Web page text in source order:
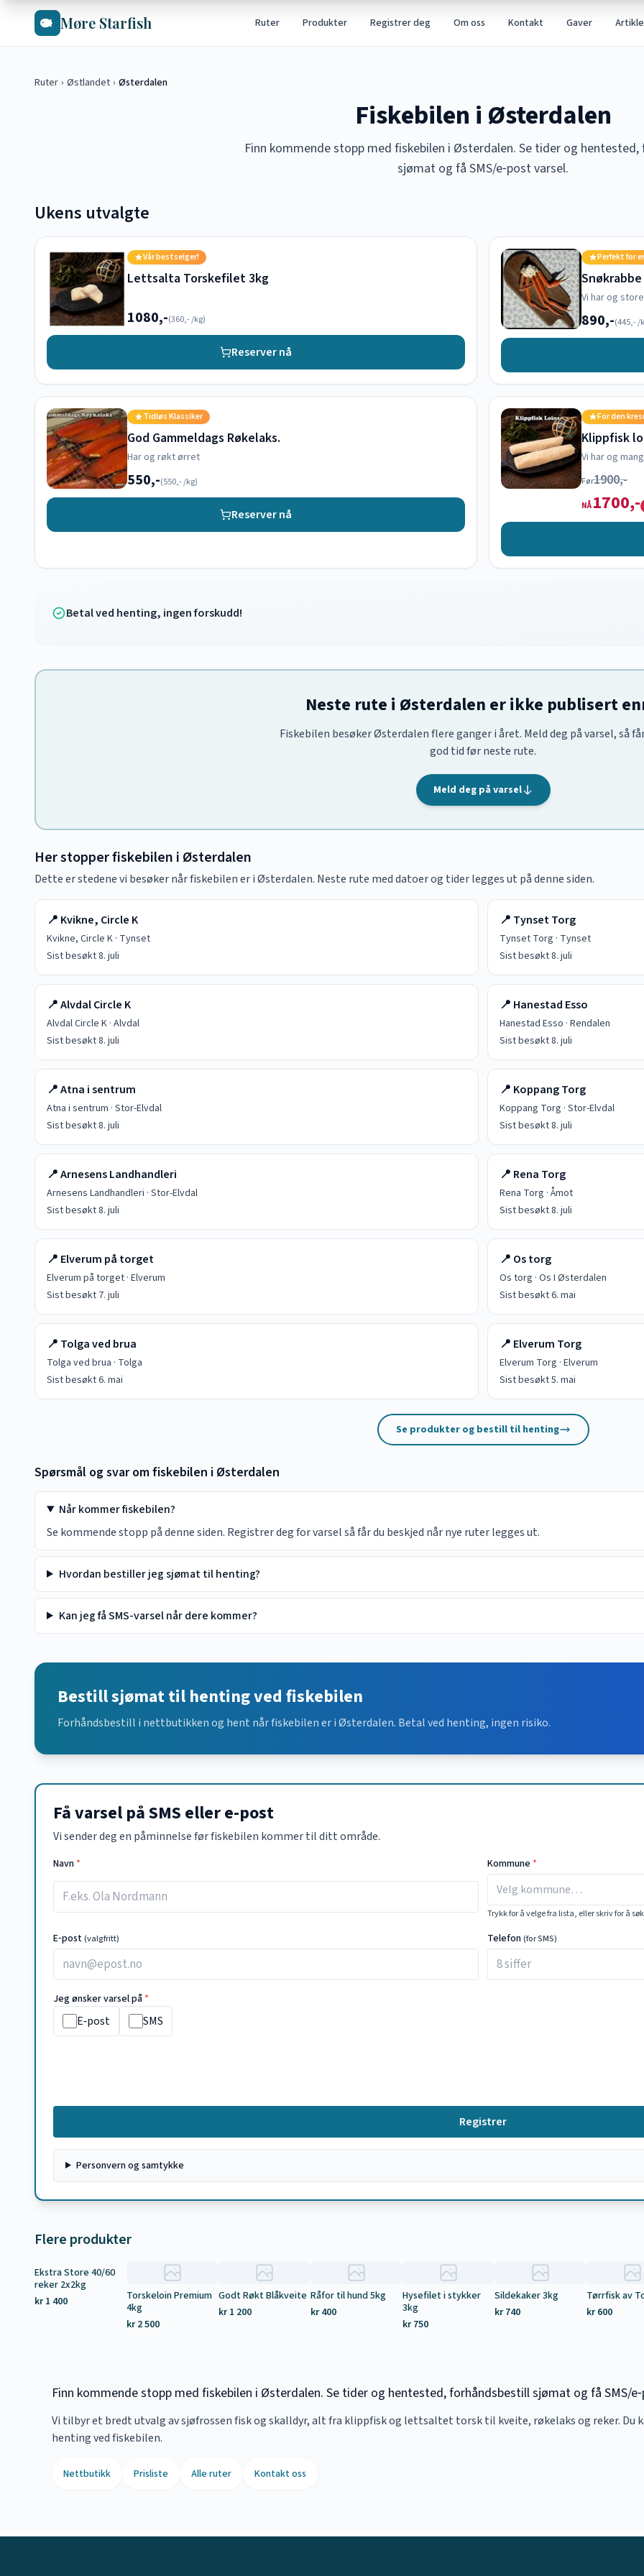
Hopp til hovedinnhold
Møre Starfish Ruter Produkter Registrer deg Om oss Kontakt Gaver
Ruter › Østlandet › Østerdalen
Fiskebilen i Østerdalen
Finn kommende stopp med fiskebilen i Østerdalen. Se tider og
sjømat og få SMS/e‑post varsel.
Ukens utvalgte
Vår bestselger!
Lettsalta Torskefilet 3kg
1080,-(360,-/kg)
Reserver nå
Perfekt for
Vi har og
890,-(445,-/
Tidløs Klassiker
God Gammeldags Røkelaks.
Har og røkt ørret
550,-(550,-/kg)
Reserver nå
For den
Klippfisk
Vi har og
Før1900,-
NÅ 1700,-
Betal ved henting, ingen forskudd!
Neste rute i Østerdalen er ikke publisert
Fiskebilen besøker Østerdalen flere ganger i året. Meld deg på varsel, så får
god tid før neste rute.
Meld deg på varsel
Her stopper fiskebilen i Østerdalen
Dette er stedene vi besøker når fiskebilen er iØsterdalen. Neste rute med datoer og tider legges ut på denne siden.
📍 Kvikne, Circle K
Kvikne, Circle K · Tynset
Sist besøkt8. juli
📍 Tynset Torg
Tynset Torg · Tynset
Sist besøkt8. juli
📍Alvdal Circle K
Alvdal Circle K · Alvdal
Sist besøkt8. juli
📍 Hanestad Esso
Hanestad Esso · Rendalen
Sist besøkt8. juli
📍Atna i sentrum
Atna i sentrum · Stor-Elvdal
Sist besøkt8. juli
📍 Koppang Torg
Koppang Torg · Stor-Elvdal
Sist besøkt8. juli
📍Arnesens Landhandleri
Arnesens Landhandleri · Stor-Elvdal
Sist besøkt8. juli
📍 Rena Torg
Rena Torg ·Åmot
Sist besøkt8. juli
📍 Elverum på torget
Elverum på torget · Elverum
Sist besøkt 7. juli
📍 Os torg
Os torg · Os I Østerdalen
Sist besøkt6. mai
📍 Tolga ved brua
Tolga ved brua · Tolga
Sist besøkt6. mai
📍 Elverum Torg
Elverum Torg · Elverum
Sist besøkt5. mai
Se produkter og bestill til henting
Spørsmål og svar om fiskebilen i Østerdalen
Når kommer fiskebilen?
Se kommende stopp på denne siden. Registrer deg for varsel så får du beskjed når nye ruter legges ut.
Hvordan bestiller jeg sjømat til henting?
Kan jeg få SMS-varsel når dere kommer?
Bestill sjømat til henting ved fiskebilen
Forhåndsbestill i nettbutikken og hent når fiskebilen er iØsterdalen. Betal ved henting, ingen risiko.
Få varsel på SMS eller e-post
Vi sender deg en påminnelse før fiskebilen kommer til ditt område.
Navn * Kommune *
Trykk for å velge fra lista, eller skriv for å
E‑post (valgfritt) Telefon(for SMS)
Jeg ønsker varsel på *
E‑post SMS
Registrer
Personvern og samtykke
Flere produkter
Tilbud
Ekstra Store 40/60
reker 2x2kg
kr 1 400
Torskeloin Premium
4kg
kr 2 500
Godt Røkt Blåkveite
kr 1 200
Råfor til hund 5kg
kr 400
Hysefilet i stykker
3kg
kr 750
Sildekaker 3kg
kr 740
Tørrfisk av
kr 600
Finn kommende stopp med fiskebilen i Østerdalen. Se tider og hentested, forhåndsbestill sjømat og få SMS/
Vi tilbyr et bredt utvalg av sjøfrossen fisk og skalldyr, alt fra klippfisk og lettsaltet torsk til kveite, røkelaks og reker. Du
henting ved fiskebilen.
Nettbutikk Prisliste Alle ruter Kontakt oss